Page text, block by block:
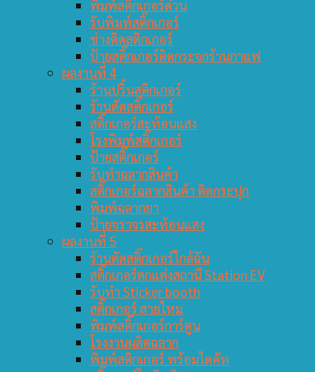
พิมพ์สติ๊กเกอร์ด่วน
รับพิมพ์สติ๊กเกอร์
ช่างติดสติกเกอร์
ป้ายสติ๊กเกอร์ติดกระจกร้านกาแฟ
ผลงานที่ 4
ร้านปริ้นสติกเกอร์
ร้านตัดสติ๊กเกอร์
สติ๊กเกอร์สะท้อนแสง
โรงพิมพ์สติ๊กเกอร์
ป้ายสติ๊กเกอร์
รับทำฉลากสินค้า
สติ๊กเกอร์ฉลากสินค้า ติดกระปุก
พิมพ์ฉลากยา
ป้ายจราจรสะท้อนแสง
ผลงานที่ 5
ร้านตัดสติ๊กเกอร์ใกล้ฉัน
สติ๊กเกอร์ตกแต่งสถานี Station EV
รับทำ Sticker booth
สติ๊กเกอร์ สายไหม
พิมพ์สติ๊กเกอร์การ์ตูน
โรงงานผลิตฉลาก
พิมพ์สติกเกอร์ พร้อมไดคัท